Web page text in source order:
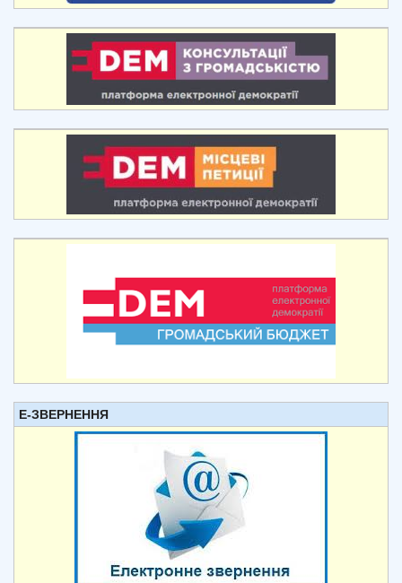
Е-ЗВЕРНЕННЯ